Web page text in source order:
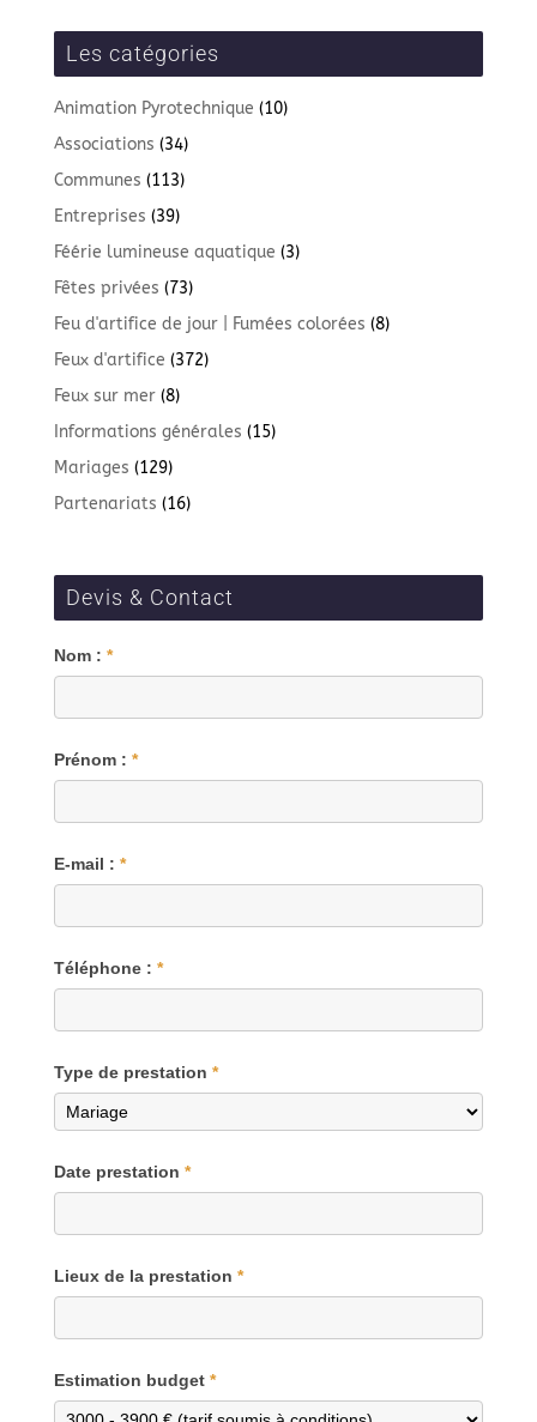
Les catégories
Animation Pyrotechnique (10)
Associations (34)
Communes (113)
Entreprises (39)
Féérie lumineuse aquatique (3)
Fêtes privées (73)
Feu d'artifice de jour | Fumées colorées (8)
Feux d'artifice (372)
Feux sur mer(8)
Informations générales (15)
Mariages (129)
Partenariats (16)
Devis & Contact
Blog
Nom : *
Prénom : *
E-mail : *
Téléphone : *
Type de prestation *
Date prestation *
Lieux de la prestation *
Estimation budget *